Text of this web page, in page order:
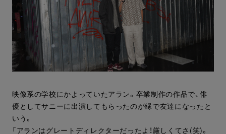
映像系の学校にかよっていたアラン。卒業制作の作品で、俳
優としてサニーに出演してもらったのが縁で友達になったと
いう。
「アランはグレートディレクターだったよ！厳しくてさ(笑)。